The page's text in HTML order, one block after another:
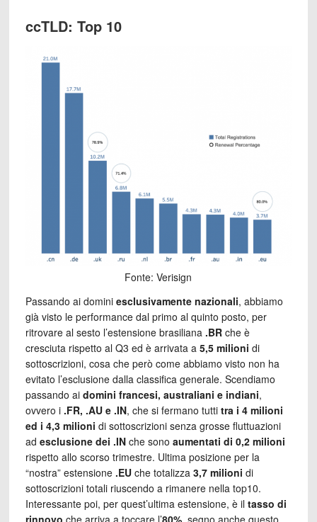
ccTLD: Top 10
Fonte: Verisign
Passando ai domini esclusivamente nazionali, abbiamo
già visto le performance dal primo al quinto posto, per
ritrovare al sesto l’estensione brasiliana .BRche è
cresciuta rispetto al Q3 ed è arrivata a 5,5 milioni di
sottoscrizioni, cosa che però come abbiamo visto non ha
evitato l’esclusione dalla classifica generale. Scendiamo
passando ai domini francesi, australiani e indiani,
ovvero i.FR, .AU e .IN, che si fermano tutti tra i 4 milioni
ed i 4,3 milioni di sottoscrizioni senza grosse fluttuazioni
ad esclusione dei .INche sono aumentati di 0,2 milioni
rispetto allo scorso trimestre. Ultima posizione per la
“nostra” estensione .EUche totalizza 3,7 milioni di
sottoscrizioni totali riuscendo a rimanere nella top10.
Interessante poi, per quest’ultima estensione, è il tasso di
rinnovo che arriva a toccare l’80%, segno anche questo